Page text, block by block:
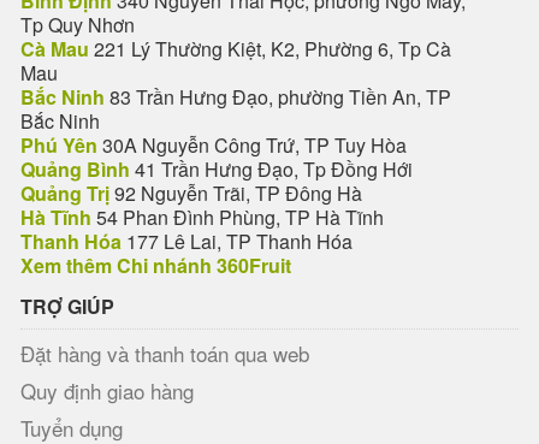
Tp Quy Nhơn
Cà Mau 221 Lý Thường Kiệt, K2, Phường 6, Tp Cà
Mau
Bắc Ninh 83 Trần Hưng Đạo, phường Tiền An, TP
Bắc Ninh
Phú Yên 30A Nguyễn Công Trứ, TP Tuy Hòa
Quảng Bình 41 Trần Hưng Đạo, Tp Đồng Hới
Quảng Trị92 Nguyễn Trãi, TP Đông Hà
Hà Tĩnh 54 Phan Đình Phùng, TP Hà Tĩnh
Thanh Hóa 177 Lê Lai, TP Thanh Hóa
Xem thêm Chi nhánh 360Fruit
TRỢ GIÚP
Đặt hàng và thanh toán qua web
Quy định giao hàng
Tuyển dụng